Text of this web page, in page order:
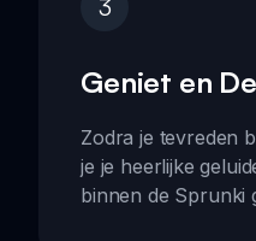
3
Geniet en
Zodra je tevreden
je je heerlijke
binnen de Sprunki